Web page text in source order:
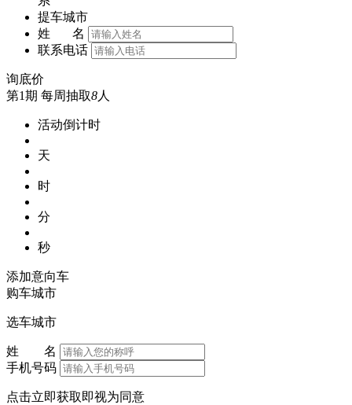
提车城市
姓 名
联系电话
询底价
第1期 每周抽取8人
活动倒计时
天
时
分
秒
添加意向车
购车城市
选车城市
姓 名
手机号码
点击立即获取即视为同意